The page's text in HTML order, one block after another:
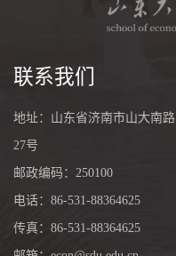
联系我们
地址：山东省济南市山大南路
27号
邮政编码：250100
电话：86-531-88364625
传真：86-531-88364625